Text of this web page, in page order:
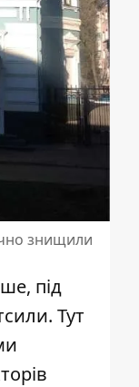
знищили
під
Тут